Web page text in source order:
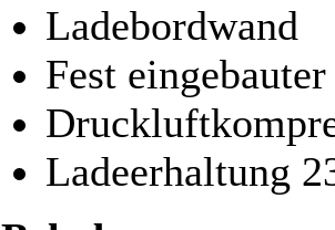
Ladebordwand
Fest
Ladeerhaltung